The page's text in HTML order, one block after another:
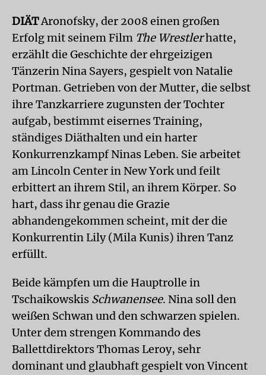
DIÄTAronofsky, der 2008 einen großen
Erfolg mit seinem Film The Wrestlerhatte,
erzählt die Geschichte der ehrgeizigen
Tänzerin Nina Sayers, gespielt von Natalie
Portman. Getrieben von der Mutter, die selbst
ihre Tanzkarriere zugunsten der Tochter
aufgab, bestimmt eisernes Training,
ständiges Diäthalten und ein harter
Konkurrenzkampf Ninas Leben. Sie arbeitet
am Lincoln Center in New York und feilt
erbittert an ihrem Stil, an ihrem Körper. So
hart, dass ihr genau die Grazie
abhandengekommen scheint, mit der die
Konkurrentin Lily (Mila Kunis) ihren Tanz
erfüllt.
Beide kämpfen um die Hauptrolle in
Tschaikowskis Schwanensee. Nina soll den
weißen Schwan und den schwarzen spielen.
Unter dem strengen Kommando des
Ballettdirektors Thomas Leroy, sehr
dominant und glaubhaft gespielt von Vincent